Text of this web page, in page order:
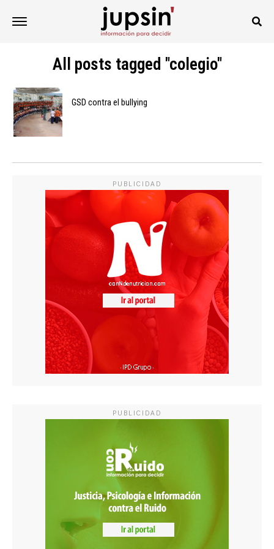
All posts tagged "colegio"
GSD contra el bullying
PUBLICIDAD
PUBLICIDAD